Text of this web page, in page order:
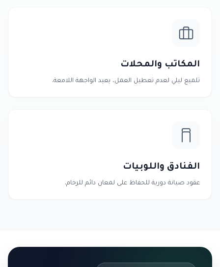
المكاتب والمحلات
تلميع ليلي لعدم تعطيل العمل، يعيد الواجهة اللامعة.
الفنادق واللوبيات
عقود صيانة دورية للحفاظ على لمعان دائم للرخام.